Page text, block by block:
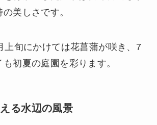
美しさです。
上旬にかけては花菖蒲が咲き、7
初夏の庭園を彩ります。
る水辺の風景